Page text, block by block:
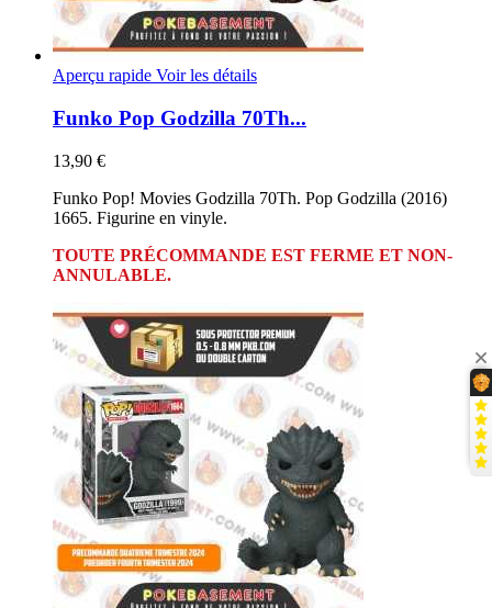
Aperçu rapide Voir les détails
Funko Pop Godzilla 70Th...
13,90 €
Funko Pop! Movies Godzilla 70Th. Pop Godzilla (2016)
1665. Figurine en vinyle.
TOUTE PRÉCOMMANDE EST FERME ET NON-
ANNULABLE.